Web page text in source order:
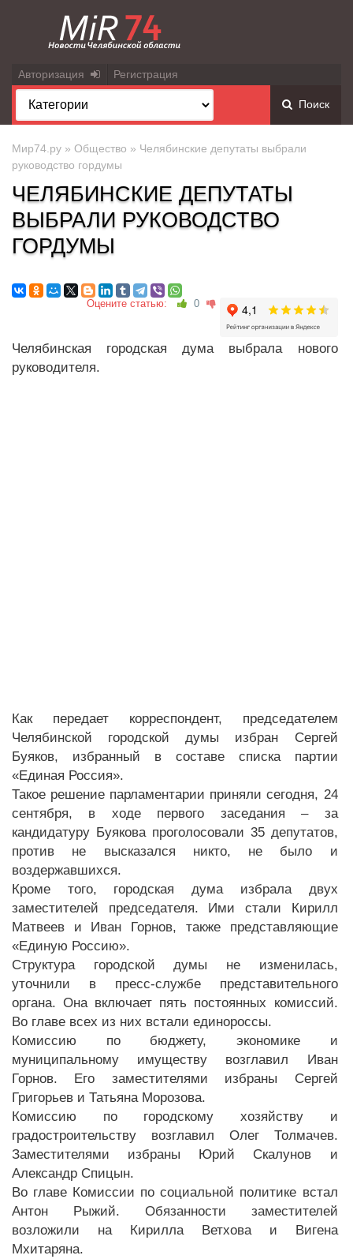
Авторизация Регистрация
Поиск
Мир74.ру » Общество » Челябинские депутаты выбрали
руководство гордумы
ЧЕЛЯБИНСКИЕ ДЕПУТАТЫ
ВЫБРАЛИ РУКОВОДСТВО
ГОРДУМЫ
Оцените статью: 0
Челябинская городская дума выбрала нового
руководителя.
Как передает корреспондент, председателем
Челябинской городской думы избран Сергей
Буяков, избранный в составе списка партии
«Единая Россия».
Такое решение парламентарии приняли сегодня, 24
сентября, в ходе первого заседания – за
кандидатуру Буякова проголосовали 35 депутатов,
против не высказался никто, не было и
воздержавшихся.
Кроме того, городская дума избрала двух
заместителей председателя. Ими стали Кирилл
Матвеев и Иван Горнов, также представляющие
«Единую Россию».
Структура городской думы не изменилась,
уточнили в пресс-службе представительного
органа. Она включает пять постоянных комиссий.
Во главе всех из них встали единороссы.
Комиссию по бюджету, экономике и
муниципальному имуществу возглавил Иван
Горнов. Его заместителями избраны Сергей
Григорьев и Татьяна Морозова.
Комиссию по городскому хозяйству и
градостроительству возглавил Олег Толмачев.
Заместителями избраны Юрий Скалунов и
Александр Спицын.
Во главе Комиссии по социальной политике встал
Антон Рыжий. Обязанности заместителей
возложили на Кирилла Ветхова и Вигена
Мхитаряна.